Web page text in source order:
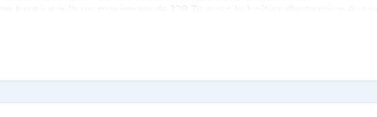
brut jusqu'à un maximum de 128 To avec le boîtier d'extension
QvPC